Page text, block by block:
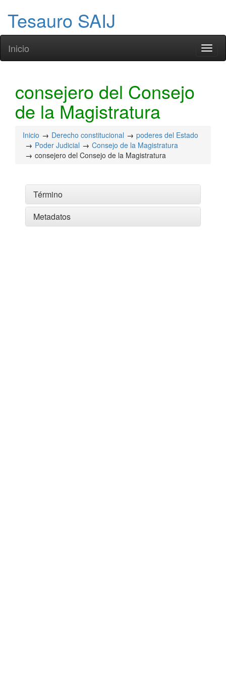
Tesauro SAIJ
Inicio
consejero del Consejo
de la Magistratura
Inicio Derecho constitucional
poderes del Estado
Poder Judicial
Consejo de la Magistratura
consejero del Consejo de la Magistratura
Término
Metadatos